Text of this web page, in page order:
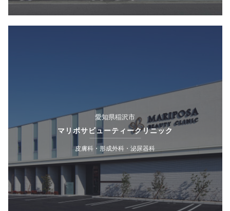
愛知県稲沢市
マリポサビューティークリニック
皮膚科・形成外科・泌尿器科